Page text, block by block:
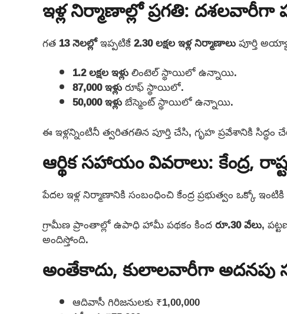
ఇళ్ల నిర్మాణాల్లో ప్రగతి: దశలవారీగా
గత13 నెలల్లోఇప్పటికే2.30 లక్షల ఇళ్ల నిర్మాణాలుపూర్తి
1.2 లక్షల ఇళ్లులింటెల్ స్థాయిలో ఉన్నాయి.
87,000 ఇళ్లురూఫ్ స్థాయిలో.
50,000 ఇళ్లుబేస్మెంట్ స్థాయిలో ఉన్నాయి.
ఈ ఇళ్లన్నింటినీ త్వరితగతిన పూర్తి చేసి, గృహ ప్రవేశానికి సిద్ధం
ఆర్థిక సహాయం వివరాలు: కేంద్ర,
పేదల ఇళ్ల నిర్మాణానికి సంబంధించి కేంద్ర ప్రభుత్వం ఒక్కో ఇంటికి
గ్రామీణ ప్రాంతాల్లో ఉపాధి హామీ పథకం కిందరూ.30 వేలు,
అందిస్తోంది.
అంతేకాదు, కులాలవారీగా అదనపు
ఆదివాసీ గిరిజనులకు ₹1,00,000